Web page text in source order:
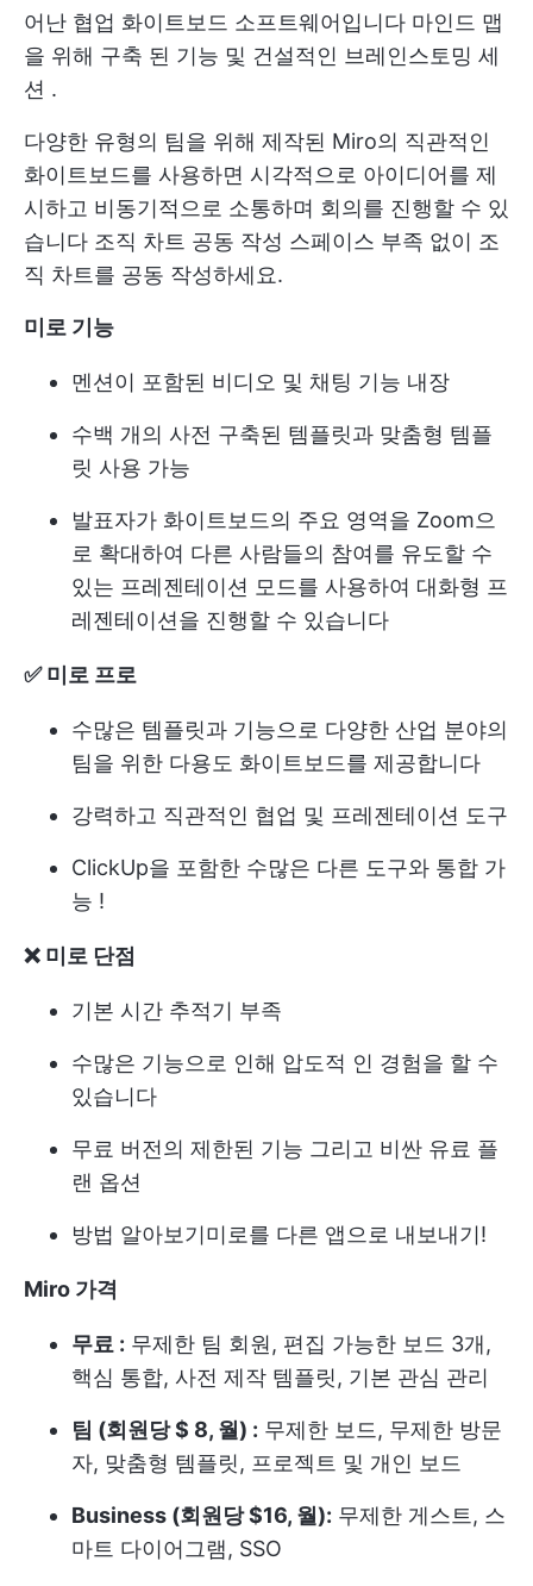
어난 협업 화이트보드 소프트웨어입니다 마인드 맵
을 위해 구축 된 기능 및 건설적인 브레인스토밍 세
션 .
다양한 유형의 팀을 위해 제작된 Miro의 직관적인
화이트보드를 사용하면 시각적으로 아이디어를 제
시하고 비동기적으로 소통하며 회의를 진행할 수 있
습니다 조직 차트 공동 작성 스페이스 부족 없이 조
직 차트를 공동 작성하세요.
미로 기능
멘션이 포함된 비디오 및 채팅 기능 내장
수백 개의 사전 구축된 템플릿과 맞춤형 템플
릿 사용 가능
발표자가 화이트보드의 주요 영역을 Zoom으
로 확대하여 다른 사람들의 참여를 유도할 수
있는 프레젠테이션 모드를 사용하여 대화형 프
레젠테이션을 진행할 수 있습니다
✅ 미로 프로
수많은 템플릿과 기능으로 다양한 산업 분야의
팀을 위한 다용도 화이트보드를 제공합니다
강력하고 직관적인 협업 및 프레젠테이션 도구
ClickUp을 포함한 수많은 다른 도구와 통합 가
능 !
❌ 미로 단점
기본 시간 추적기 부족
수많은 기능으로 인해 압도적 인 경험을 할 수
있습니다
무료 버전의 제한된 기능 그리고 비싼 유료 플
랜 옵션
방법 알아보기미로를 다른 앱으로 내보내기!
Miro 가격
무료 : 무제한 팀 회원, 편집 가능한 보드 3개,
핵심 통합, 사전 제작 템플릿, 기본 관심 관리
팀 (회원당 $ 8, 월) : 무제한 보드, 무제한 방문
자, 맞춤형 템플릿, 프로젝트 및 개인 보드
Business (회원당 $16, 월): 무제한 게스트, 스
마트 다이어그램, SSO